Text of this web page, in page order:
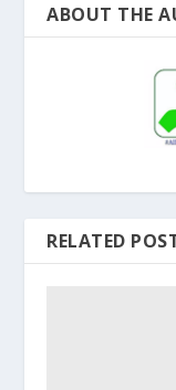
ABOUT THE
RELATED